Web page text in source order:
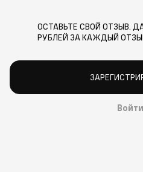
ОСТАВЬТЕ СВОЙ ОТЗЫВ.
РУБЛЕЙ ЗА КАЖДЫЙ
Войти